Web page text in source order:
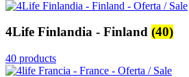
4Life Finlandia - Finland (40)
40 products